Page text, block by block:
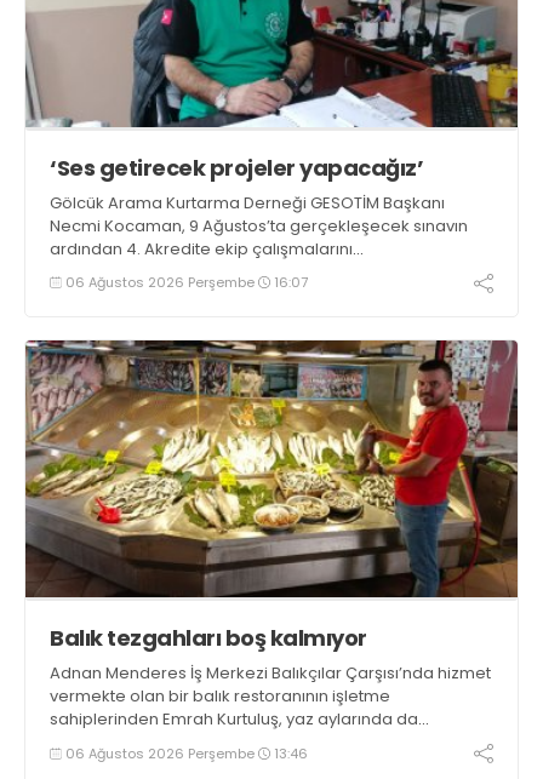
‘Ses getirecek projeler yapacağız’
Gölcük Arama Kurtarma Derneği GESOTİM Başkanı
Necmi Kocaman, 9 Ağustos’ta gerçekleşecek sınavın
ardından 4. Akredite ekip çalışmalarını
tamamlayacaklarını ifade ederek açıklamalarda
bulundu. Kocaman, “Gölcük’te ve Kocaeli genelinde ses
06 Ağustos 2026 Perşembe 16:07
Balık tezgahları boş kalmıyor
Adnan Menderes İş Merkezi Balıkçılar Çarşısı’nda hizmet
vermekte olan bir balık restoranının işletme
sahiplerinden Emrah Kurtuluş, yaz aylarında da
tezgahlarda taze balık bulunduğunu ifade ederek “Yıl
boyunca tezgahlarda taze balık bulmak mümkün
06 Ağustos 2026 Perşembe 13:46